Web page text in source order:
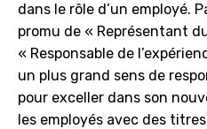
dans le rôle d’un employé.
promu de « Représentant
« Responsable de
un plus grand sens de
pour exceller dans son
les employés avec des